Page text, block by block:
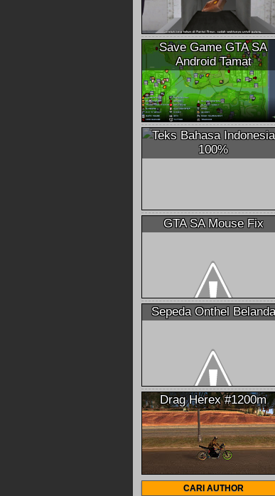
Save Game GTA SA
Android Tamat
Teks Bahasa Indonesia
100%
GTA SA Mouse Fix
Sepeda Onthel Belanda
Drag Herex #1200m
CARI AUTHOR